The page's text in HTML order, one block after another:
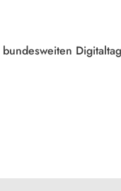
bundesweiten